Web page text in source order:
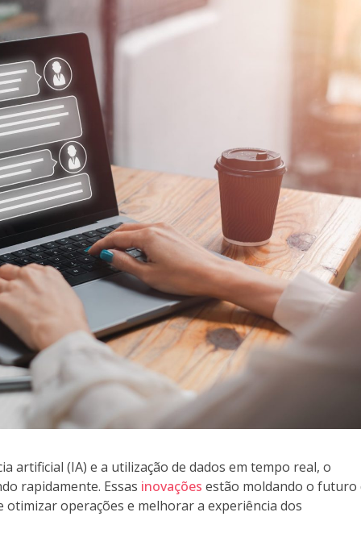
artificial (IA) e a utilização de dados em tempo real, o
rapidamente. Essas inovações estão moldando o futuro
operações e melhorar a experiência dos